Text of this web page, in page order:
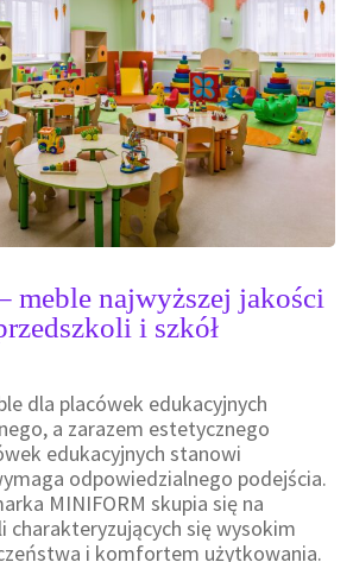
meble najwyższej jakości
i szkół
dla placówek edukacyjnych
a zarazem estetycznego
edukacyjnych stanowi
odpowiedzialnego podejścia.
MINIFORM skupia się na
charakteryzujących się wysokim
i komfortem użytkowania.